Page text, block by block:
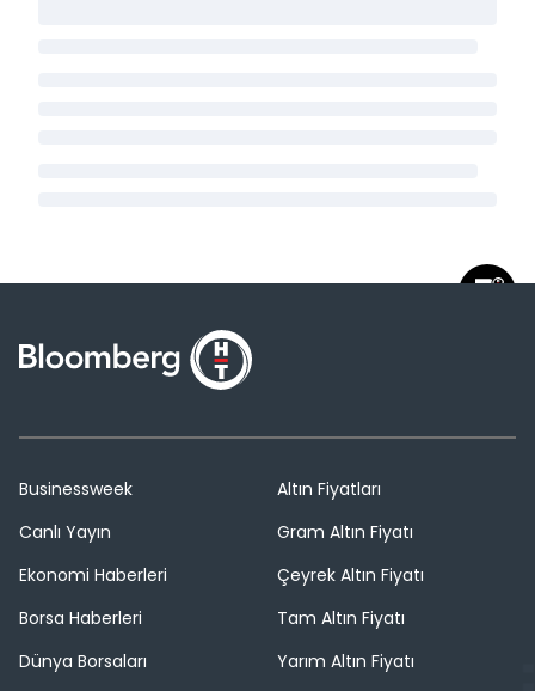
Businessweek
Canlı Yayın
Ekonomi Haberleri
Borsa Haberleri
Dünya Borsaları
Altın Fiyatları
Gram Altın Fiyatı
Çeyrek Altın Fiyatı
Tam Altın Fiyatı
Yarım Altın Fiyatı